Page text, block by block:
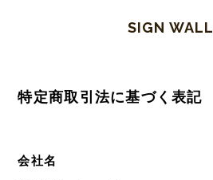
SIGN WALL
特定商取引法に基づく表記
会社名